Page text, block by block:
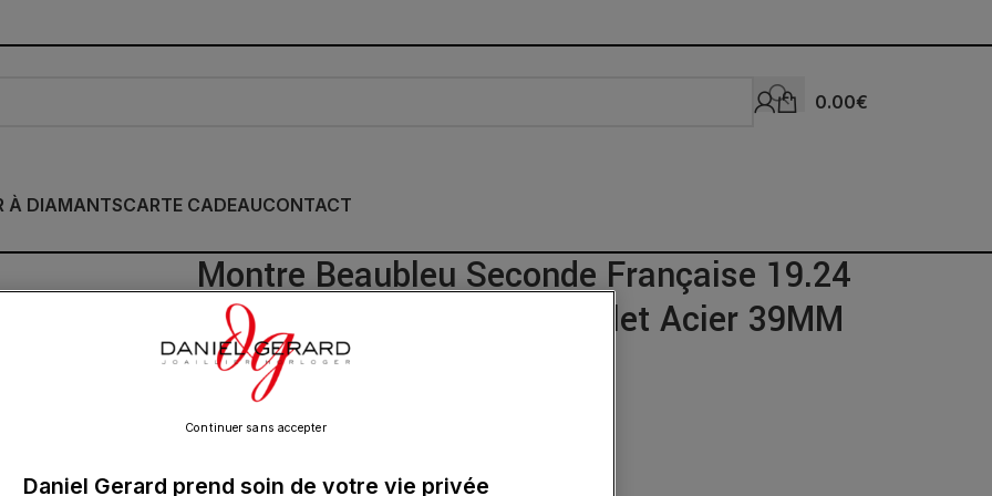
0.00€
À DIAMANTSCARTE CADEAUCONTACT
Montre Beaubleu Seconde Française 19.24
Cadran Vert Impérial Bracelet Acier 39MM
1 590.00
Livraison octobre 2024.
Daniel Gerard prend soin de votre vie privée
Continuer sans accepter